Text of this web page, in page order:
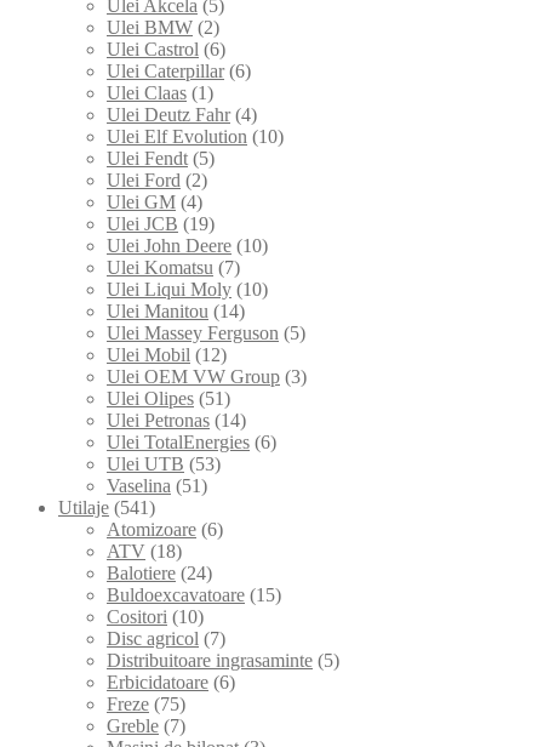
Ulei Akcela (5)
Ulei BMW (2)
Ulei Castrol (6)
Ulei Caterpillar (6)
Ulei Claas (1)
Ulei Deutz Fahr (4)
Ulei Elf Evolution (10)
Ulei Fendt (5)
Ulei Ford (2)
Ulei GM (4)
Ulei JCB (19)
Ulei John Deere (10)
Ulei Komatsu (7)
Ulei Liqui Moly (10)
Ulei Manitou (14)
Ulei Massey Ferguson (5)
Ulei Mobil (12)
Ulei OEM VW Group (3)
Ulei Olipes (51)
Ulei Petronas (14)
Ulei TotalEnergies (6)
Ulei UTB (53)
Vaselina (51)
Utilaje (541)
Atomizoare (6)
ATV (18)
Balotiere (24)
Buldoexcavatoare (15)
Cositori (10)
Disc agricol (7)
Distribuitoare ingrasaminte (5)
Erbicidatoare (6)
Freze (75)
Greble (7)